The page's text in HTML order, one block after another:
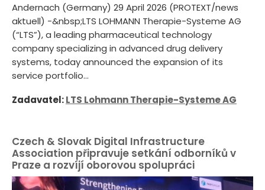
Andernach (Germany) 29 April 2026 (PROTEXT/news
aktuell) -&nbsp;LTS LOHMANN Therapie-Systeme AG
(“LTS”), a leading pharmaceutical technology
company specializing in advanced drug delivery
systems, today announced the expansion of its
service portfolio...
Zadavatel:LTS Lohmann Therapie-Systeme AG
Czech & Slovak Digital Infrastructure
Association připravuje setkání odborníků v
Praze a rozvíjí oborovou spolupráci